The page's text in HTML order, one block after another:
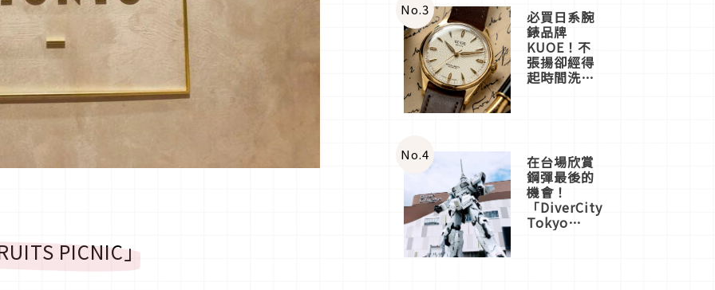
PICNIC」
No.3 必買日系腕
錶品牌
KUOE！不
張揚卻經得
起時間洗鍊
No.4 在台場欣賞
鋼彈最後的
機會！
「DiverCity
Tokyo